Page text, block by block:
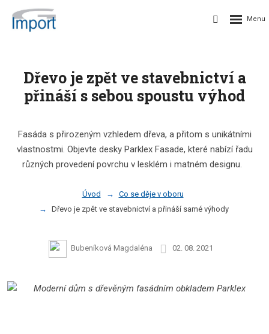
Dřevo je zpět ve stavebnictví a
přináší s sebou spoustu výhod
Fasáda s přirozeným vzhledem dřeva, a přitom s unikátními
vlastnostmi. Objevte desky Parklex Fasade, které nabízí řadu
různých provedení povrchu v lesklém i matném designu.
Úvod
Co se děje v oboru
Dřevo je zpět ve stavebnictví a přináší samé výhody
Bubeníková Magdaléna 02. 08. 2021